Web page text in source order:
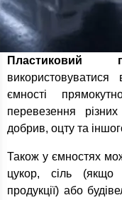
Пластиковий
ємності
перевезення
добрив, оцту та
Також у ємностях
цукор, сіль (якщо
продукції) або